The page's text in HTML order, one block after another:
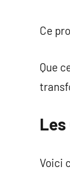
Ce
Que
Les
Voici